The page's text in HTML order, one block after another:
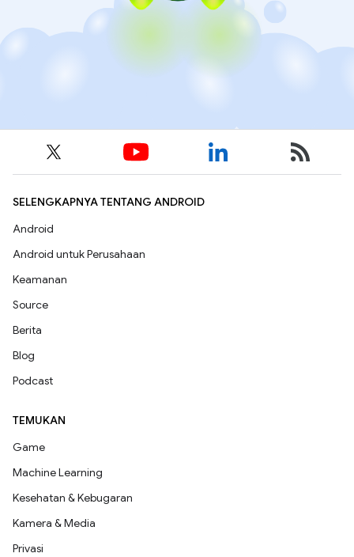
SELENGKAPNYA TENTANG ANDROID
Android
Android untuk Perusahaan
Keamanan
Source
Berita
Blog
Podcast
TEMUKAN
Game
Machine Learning
Kesehatan & Kebugaran
Kamera & Media
Privasi